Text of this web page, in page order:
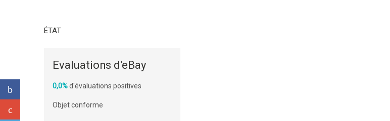
ÉTAT
Evaluations d'eBay
0,0%d'évaluations positives
Objet conforme